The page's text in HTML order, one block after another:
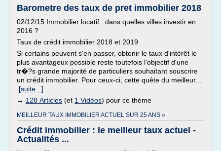
Barometre des taux de pret immobilier 2018
02/12/15 Immobilier locatif : dans quelles villes investir en
2016 ?
Taux de crédit immobilier 2018 et 2019
Si certains peuvent s'en passer, obtenir le taux d'intérêt le
plus avantageux possible reste toutefois l'objectif d'une
tr�?s grande majorité de particuliers souhaitant souscrire
un crédit immobilier. Pour ceux-ci, cette quête du meilleur...
[suite...]
→ 128 Articles (et 1 Vidéos) pour ce thème
MEILLEUR TAUX IMMOBILIER ACTUEL SUR 25 ANS »
Crédit immobilier : le meilleur taux actuel -
Actualités ...